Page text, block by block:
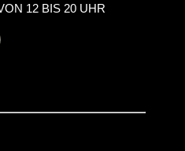
12 BIS 20 UHR